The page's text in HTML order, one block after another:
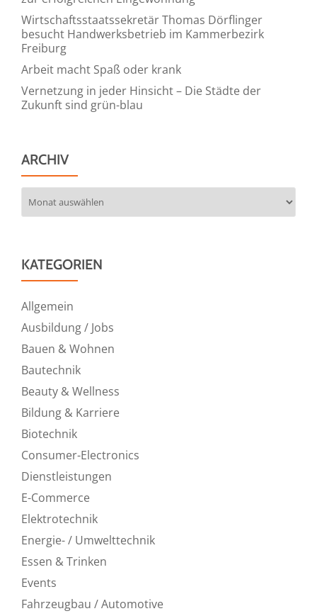
Wirtschaftsstaatssekretär Thomas Dörflinger
besucht Handwerksbetrieb im Kammerbezirk
Freiburg
Arbeit macht Spaß oder krank
Vernetzung in jeder Hinsicht – Die Städte der
Zukunft sind grün-blau
ARCHIV
KATEGORIEN
Allgemein
Ausbildung / Jobs
Bauen & Wohnen
Bautechnik
Beauty & Wellness
Bildung & Karriere
Biotechnik
Consumer-Electronics
Dienstleistungen
E-Commerce
Elektrotechnik
Energie- / Umwelttechnik
Essen & Trinken
Events
Fahrzeugbau / Automotive